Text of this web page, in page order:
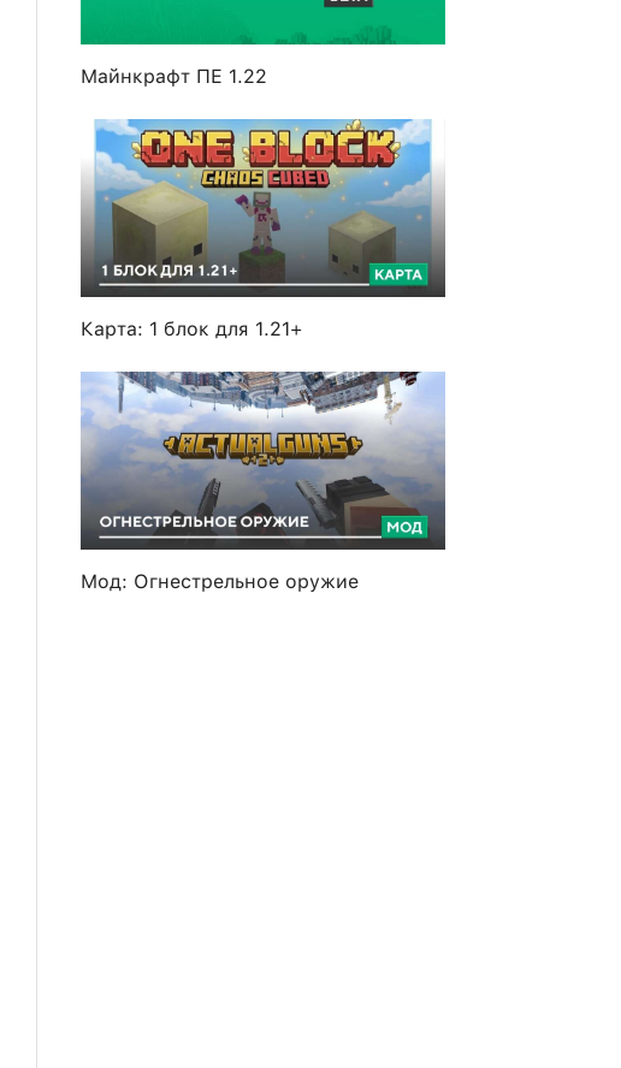
Майнкрафт ПЕ 1.22
Карта: 1 блок для 1.21+
Мод: Огнестрельное оружие